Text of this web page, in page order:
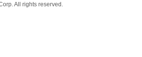
All rights reserved.